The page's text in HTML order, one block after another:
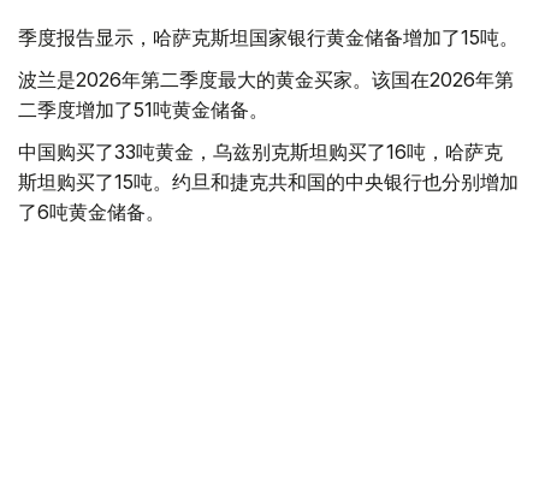
季度报告显示，哈萨克斯坦国家银行黄金储备增加了15吨。
波兰是2026年第二季度最大的黄金买家。该国在2026年第
二季度增加了51吨黄金储备。
中国购买了33吨黄金，乌兹别克斯坦购买了16吨，哈萨克
斯坦购买了15吨。约旦和捷克共和国的中央银行也分别增加
了6吨黄金储备。